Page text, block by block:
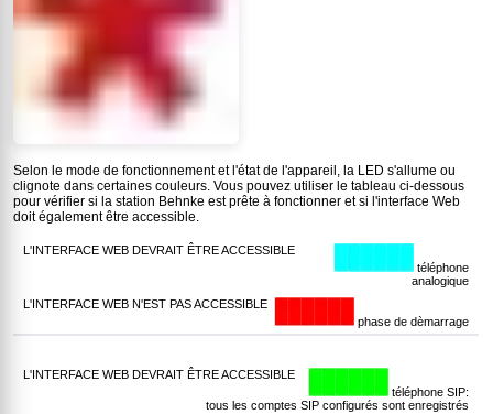
Selon le mode de fonctionnement et l'état de l'appareil, la LED s'allume ou
clignote dans certaines couleurs. Vous pouvez utiliser le tableau ci-dessous
pour vérifier si la station Behnke est prête à fonctionner et si l'interface Web
doit également être accessible.
téléphone
analogique
phase de dèmarrage
téléphone SIP:
tous les comptes SIP configurés sont enregistrés